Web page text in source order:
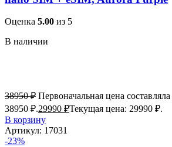
Оценка 5.00 из 5
В наличии
38950₽ Первоначальная цена составляла
38950 ₽.29990 ₽Текущая цена: 29990 ₽.
В корзину
Артикул: 17031
-23%